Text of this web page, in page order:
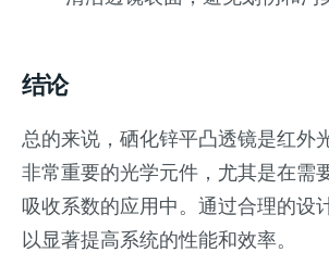
结论
总的来说，硒化锌平凸透镜是红外
非常重要的光学元件，尤其是在需
吸收系数的应用中。通过合理的设
以显著提高系统的性能和效率。